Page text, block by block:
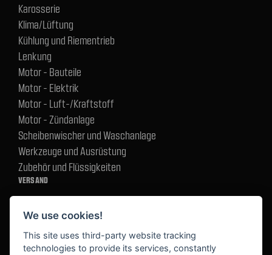
Karosserie
Klima/Lüftung
Kühlung und Riementrieb
Lenkung
Motor - Bauteile
Motor - Elektrik
Motor - Luft-/Kraftstoff
Motor - Zündanlage
Scheibenwischer und Waschanlage
Werkzeuge und Ausrüstung
Zubehör und Flüssigkeiten
VERSAND
We use cookies!
This site uses third-party website tracking
technologies to provide its services, constantly